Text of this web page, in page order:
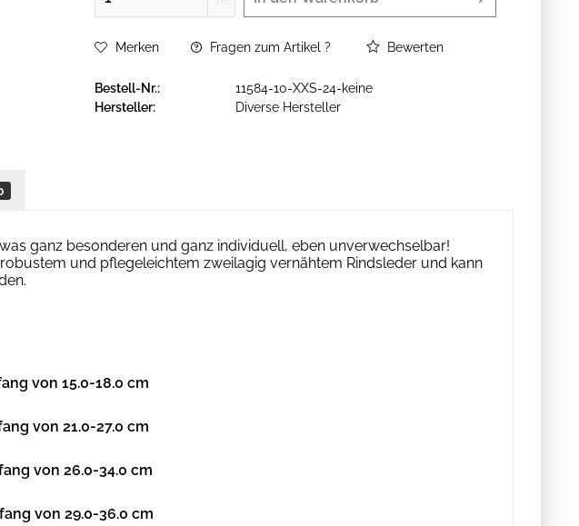
Merken Fragen zum Artikel ? Bewerten
Bestell-Nr.:
11584-10-XXS-24-keine
Hersteller:
Diverse Hersteller
ganz besonderen und ganz individuell, eben unverwechselbar!
und pflegeleichtem zweilagig vernähtem Rindsleder und kann
von 15.0-18.0 cm
von 21.0-27.0 cm
von 26.0-34.0 cm
von 29.0-36.0 cm